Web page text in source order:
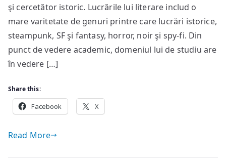
desăvârşit:
G.
D.
Falksen
şi cercetător istoric. Lucrările lui literare includ o
mare varitetate de genuri printre care lucrări istorice,
steampunk, SF şi fantasy, horror, noir şi spy-fi. Din
punct de vedere academic, domeniul lui de studiu are
în vedere […]
Share this:
Facebook X
Read More